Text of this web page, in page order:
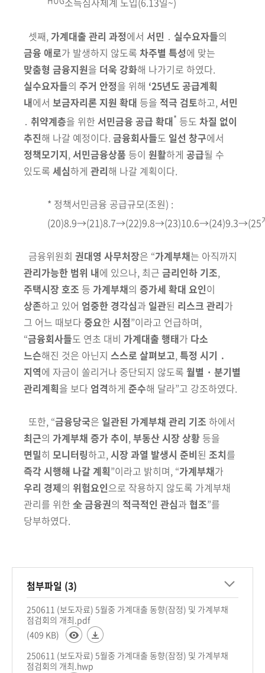
셋째, 가계대출 관리 과정에서 서민 ․ 실수요자들의
금융 애로가 발생하지 않도록 차주별 특성에 맞는
맞춤형 금융지원을 더욱 강화해 나가기로 하였다.
실수요자들의 주거 안정을 위해 ‘25년도 공급계획
내에서 보금자리론 지원 확대 등을 적극 검토하고, 서민
․ 취약계층을 위한 서민금융 공급 확대* 등도 차질 없이
추진해 나갈 예정이다. 금융회사들도 일선 창구에서
정책모기지,서민금융상품 등이 원활하게 공급될 수
있도록 세심하게 관리해 나갈 계획이다.
* 정책서민금융 공급규모(조원) :
(20)8.9→(21)8.7→(22)9.8→(23)10.6→(24)9.3→(25
금융위원회 권대영 사무처장은 “가계부채는 아직까지
관리가능한 범위 내에 있으나, 최근 금리인하 기조,
주택시장 호조 등 가계부채의 증가세 확대 요인이
상존하고 있어 엄중한 경각심과 일관된 리스크 관리가
그 어느 때보다 중요한 시점”이라고 언급하며,
“금융회사들도 연초 대비 가계대출 행태가 다소
느슨해진 것은 아닌지 스스로 살펴보고,특정 시기 ․
지역에 자금이 쏠리거나 중단되지 않도록 월별 · 분기별
관리계획을 보다 엄격하게 준수해 달라”고 강조하였다.
또한, “금융당국은 일관된 가계부채 관리 기조 하에서
최근의 가계부채 증가 추이,부동산 시장 상황 등을
면밀히 모니터링하고,시장 과열 발생시 준비된 조치를
즉각 시행해 나갈 계획”이라고 밝히며, “가계부채가
우리 경제의 위험요인으로 작용하지 않도록 가계부채
관리를 위한 全 금융권의 적극적인 관심과 협조”를
당부하였다.
첨부파일 (3)
250611 (보도자료) 5월중 가계대출 동향(잠정) 및 가계부채
점검회의 개최.pdf
(409 KB)
250611 (보도자료) 5월중 가계대출 동향(잠정) 및 가계부채
점검회의 개최.hwp